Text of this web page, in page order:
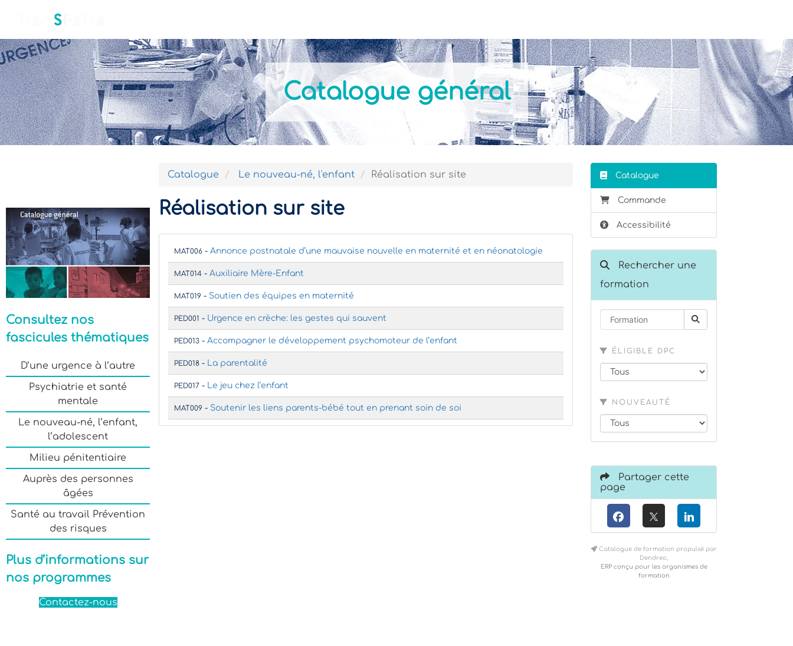
Catalogue général
Consultez nos
fascicules thématiques
D’une urgence à l’autre
Psychiatrie et santé
mentale
Le nouveau-né, l’enfant,
l’adolescent
Milieu pénitentiaire
Auprès des personnes
âgées
Santé au travail Prévention
des risques
Plus d’informations sur
nos programmes
Contactez-nous
Catalogue Le nouveau-né, l'enfant Réalisation sur site
Réalisation sur site
MAT006 - Annonce postnatale d’une mauvaise nouvelle en maternité et en néonatologie
MAT014 - Auxiliaire Mère-Enfant
MAT019 - Soutien des équipes en maternité
PED001 - Urgence en crèche: les gestes qui sauvent
PED013 - Accompagner le développement psychomoteur de l’enfant
PED018 - La parentalité
PED017 - Le jeu chez l’enfant
MAT009 - Soutenir les liens parents-bébé tout en prenant soin de soi
Catalogue
Commande
Accessibilité
Rechercher une
formation
ÉLIGIBLE DPC
NOUVEAUTÉ
Partager cette
page
Catalogue de formation propulsé par
Dendreo,
ERP conçu pour les organismes de
formation